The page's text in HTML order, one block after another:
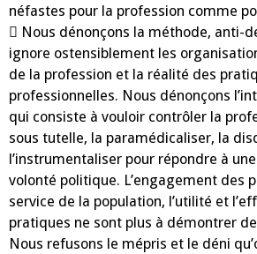
néfastes pour la profession comme
 Nous dénonçons la méthode, anti-
ignore ostensiblement les
de la profession et la réalité des
professionnelles. Nous dénonçons
qui consiste à vouloir contrôler la
sous tutelle, la paramédicaliser, la
l’instrumentaliser pour répondre à
volonté politique. L’engagement des
service de la population, l’utilité et
pratiques ne sont plus à démontrer
Nous refusons le mépris et le déni